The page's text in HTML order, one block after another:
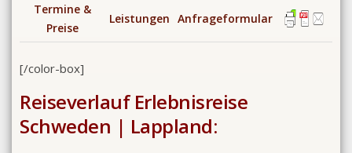
Termine &
Preise
Leistungen Anfrageformular
[/color-box]
Reiseverlauf Erlebnisreise
Schweden | Lappland: